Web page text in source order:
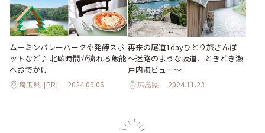
ムーミンバレーパークや発酵スポ
ットなど♪ 北欧時間が流れる飯能
へおでかけ
埼玉県 [PR] 2024.09.06
再来の尾道1dayひとり旅さんぽ
～迷路のような坂道、ときどき瀬
戸内海ビュー～
広島県 2024.11.23